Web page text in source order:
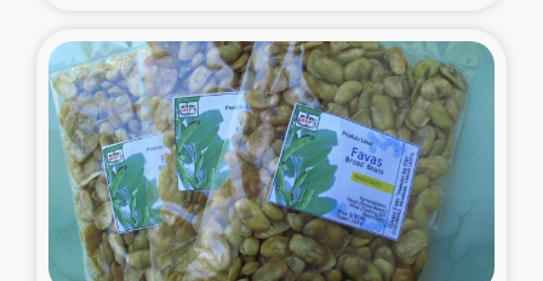
食べる
トルコ・シリア地震被災者支援
デニヤヤ小規模紅茶農家支援
コーヒー生産者支援